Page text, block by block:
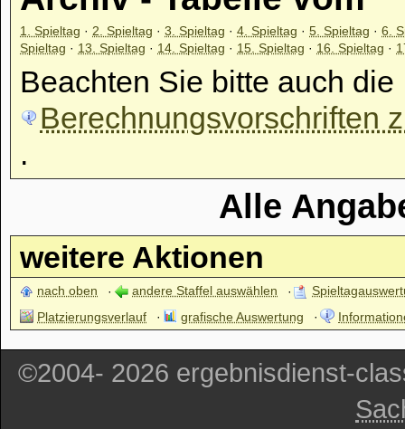
1. Spieltag · 2. Spieltag · 3. Spieltag · 4. Spieltag · 5. Spieltag · 6.
Spieltag · 13. Spieltag · 14. Spieltag · 15. Spieltag · 16. Spieltag ·
Beachten Sie bitte auch die
Berechnungsvorschriften
.
Alle
weitere Aktionen
nach oben andere Staffel auswählen
Platzierungsverlauf
grafische Auswertung
©2004- 2026 ergebnisdienst-